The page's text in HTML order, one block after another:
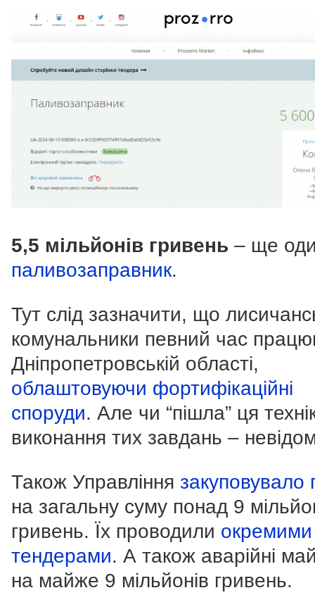
5,5 мільйонів гривень – ще
паливозаправник.
Тут слід зазначити, що
комунальники певний час
Дніпропетровській області,
облаштовуючи фортифікаційні
споруди. Але чи “пішла” ця
виконання тих завдань –
Також Управління закуповувало
на загальну суму понад 9
гривень. Їх проводили окремими
тендерами. А також аварійні
на майже 9 мільйонів гривень.